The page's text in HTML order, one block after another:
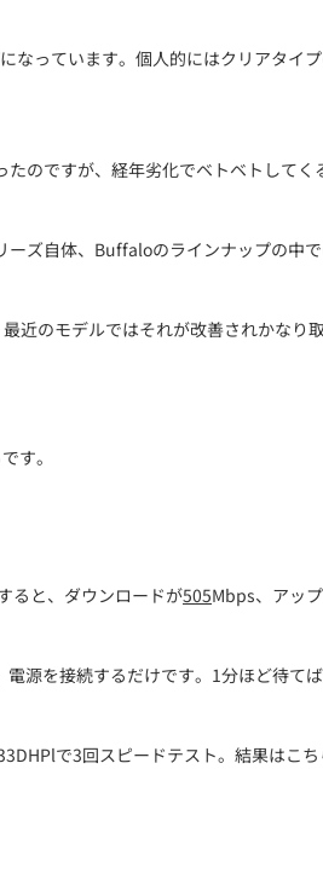
っています。個人的にはクリアタ
のですが、経年劣化でベトベトして
ズ自体、Buffaloのラインナップの中
のモデルではそれが改善されかなり
す。
ると、ダウンロードが505Mbps、アッ
源を接続するだけです。1分ほど待て
で3回スピードテスト。結果はこち